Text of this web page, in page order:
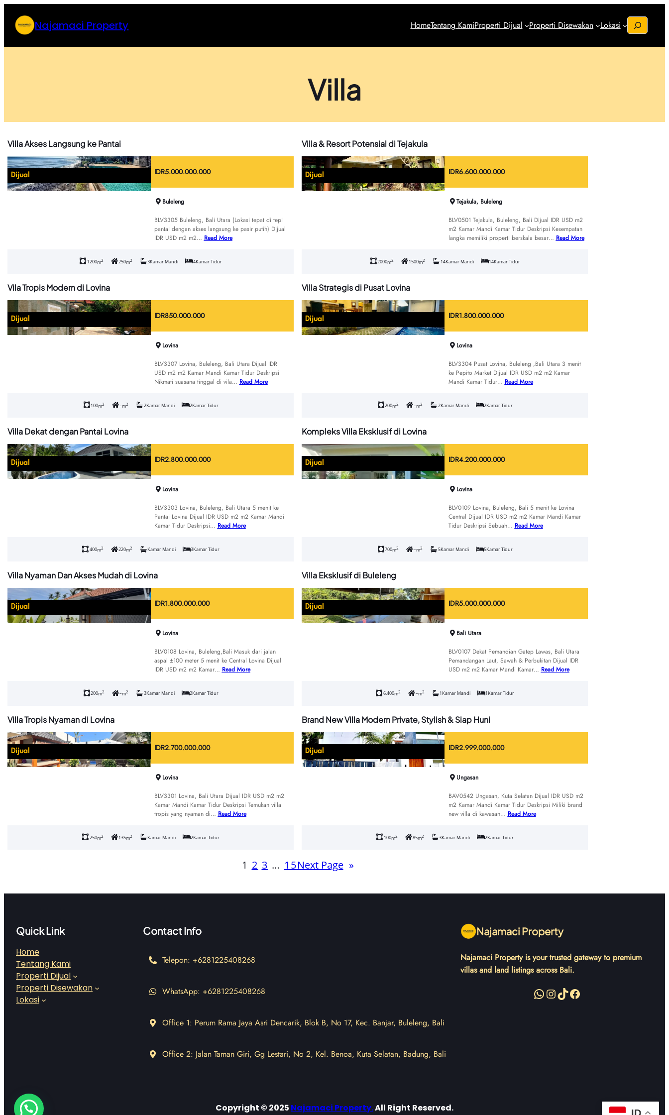
content
Najamaci Property HomeTentang KamiProperti Dijual Properti Disewakan Lokasi
S
e
a
Villa
Villa Akses Langsung ke Pantai
Dijual IDR5.000.000.000
Buleleng
BLV3305 Buleleng, Bali Utara (Lokasi tepat di tepi
pantai dengan akses langsung ke pasir putih) Dijual
IDR USD m2 m2… Read More
1200m2 250m2 3Kamar Mandi 4Kamar Tidur
Villa & Resort Potensial di Tejakula
Dijual IDR6.600.000.000
Tejakula, Buleleng
BLV0501 Tejakula, Buleleng, Bali Dijual IDR USD m2
m2 Kamar Mandi Kamar Tidur Deskripsi Kesempatan
langka memiliki properti berskala besar… Read More
2000m2 1500m2 14Kamar Mandi 14Kamar Tidur
Vila Tropis Modern di Lovina
Dijual IDR850.000.000
Lovina
BLV3307 Lovina, Buleleng, Bali Utara Dijual IDR
USD m2 m2 Kamar Mandi Kamar Tidur Deskripsi
Nikmati suasana tinggal di vila… Read More
100m2 –m2 2Kamar Mandi 2Kamar Tidur
Villa Strategis di Pusat Lovina
Dijual IDR1.800.000.000
Lovina
BLV3304 Pusat Lovina, Buleleng ,Bali Utara 3 menit
ke Pepito Market Dijual IDR USD m2 m2 Kamar
Mandi Kamar Tidur… Read More
200m2 –m2 2Kamar Mandi 2Kamar Tidur
Villa Dekat dengan Pantai Lovina
Dijual IDR2.800.000.000
Lovina
BLV3303 Lovina, Buleleng, Bali Utara 5 menit ke
Pantai Lovina Dijual IDR USD m2 m2 Kamar Mandi
Kamar Tidur Deskripsi… Read More
400m2 220m2 Kamar Mandi 3Kamar Tidur
Kompleks Villa Eksklusif di Lovina
Dijual IDR4.200.000.000
Lovina
BLV0109 Lovina, Buleleng, Bali 5 menit ke Lovina
Central Dijual IDR USD m2 m2 Kamar Mandi Kamar
Tidur Deskripsi Sebuah… Read More
700m2 –m2 5Kamar Mandi 5Kamar Tidur
Villa Nyaman Dan Akses Mudah di Lovina
Dijual IDR1.800.000.000
Lovina
BLV0108 Lovina, Buleleng,Bali Masuk dari jalan
aspal ±100 meter 5 menit ke Central Lovina Dijual
IDR USD m2 m2 Kamar… Read More
200m2 –m2 3Kamar Mandi 2Kamar Tidur
Villa Eksklusif di Buleleng
Dijual IDR5.000.000.000
Bali Utara
BLV0107 Dekat Pemandian Gatep Lawas, Bali Utara
Pemandangan Laut, Sawah & Perbukitan Dijual IDR
USD m2 m2 Kamar Mandi Kamar… Read More
6.400m2 –m2 1Kamar Mandi 1Kamar Tidur
Villa Tropis Nyaman di Lovina
Dijual IDR2.700.000.000
Lovina
BLV3301 Lovina, Bali Utara Dijual IDR USD m2 m2
Kamar Mandi Kamar Tidur Deskripsi Temukan villa
tropis yang nyaman di… Read More
250m2 135m2 Kamar Mandi 2Kamar Tidur
Brand New Villa Modern Private, Stylish & Siap Huni
Dijual IDR2.999.000.000
Ungasan
BAV0542 Ungasan, Kuta Selatan Dijual IDR USD m2
m2 Kamar Mandi Kamar Tidur Deskripsi Miliki brand
new villa di kawasan… Read More
100m2 85m2 3Kamar Mandi 2Kamar Tidur
1 2 3 … 15Next Page »
Quick Link
Home
Tentang Kami
Properti Dijual
Properti Disewakan
Lokasi
Contact Info
Telepon: +6281225408268
WhatsApp: +6281225408268
Office 1: Perum Rama Jaya Asri Dencarik, Blok B, No 17, Kec. Banjar, Buleleng, Bali
Office 2: Jalan Taman Giri, Gg Lestari, No 2, Kel. Benoa, Kuta Selatan, Badung, Bali
Najamaci Property
Najamaci Property is your trusted gateway to premium
villas and land listings across Bali.
WhatsApp InstagramTikTok Facebook
Copyright © 2025 Najamaci Property.All Right Reserved.